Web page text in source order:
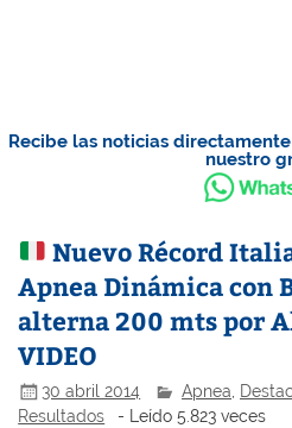
Recibe las noticias
nuestro
Nuevo Récord
Apnea Dinámica con
alterna 200 mts por
VIDEO
30 abril 2014 Apnea
Resultados
- Leído 5.823 veces